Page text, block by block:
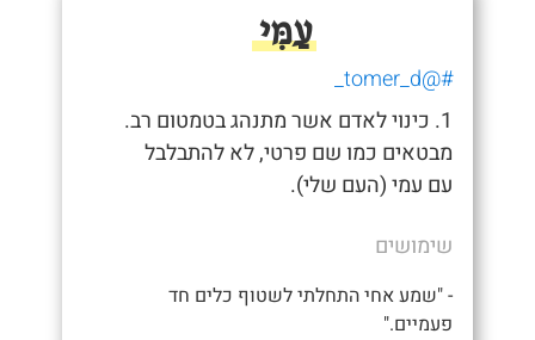
עַמִּי
#@tomer_d_
1. כינוי לאדם אשר מתנהג בטמטום רב.
מבטאים כמו שם פרטי, לא להתבלבל
עם עמי (העם שלי).
שימושים
- "שמע אחי התחלתי לשטוף כלים חד
פעמיים."